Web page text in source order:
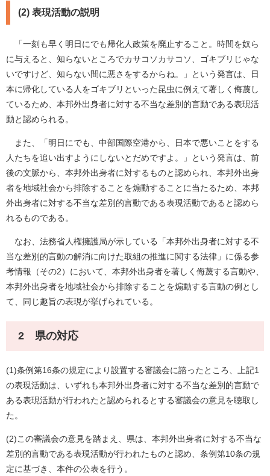
(2) 表現活動の説明
「一刻も早く明日にでも帰化人政策を廃止すること。時間を奴ら
に与えると、知らないところでカサコソカサコソ、ゴキブリじゃな
いですけど、知らない間に悪さをするからね。」という発言は、日
本に帰化している人をゴキブリといった昆虫に例えて著しく侮蔑し
ているため、本邦外出身者に対する不当な差別的言動である表現活
動と認められる。
また、「明日にでも、中部国際空港から、日本で悪いことをする
人たちを追い出すようにしないとだめですよ。」という発言は、前
後の文脈から、本邦外出身者に対するものと認められ、本邦外出身
者を地域社会から排除することを煽動することに当たるため、本邦
外出身者に対する不当な差別的言動である表現活動であると認めら
れるものである。
なお、法務省人権擁護局が示している「本邦外出身者に対する不
当な差別的言動の解消に向けた取組の推進に関する法律」に係る参
考情報（その2）において、本邦外出身者を著しく侮蔑する言動や、
本邦外出身者を地域社会から排除することを煽動する言動の例とし
て、同じ趣旨の表現が挙げられている。
2 県の対応
(1)条例第16条の規定により設置する審議会に諮ったところ、上記1
の表現活動は、いずれも本邦外出身者に対する不当な差別的言動で
ある表現活動が行われたと認められるとする審議会の意見を聴取し
た。
(2)この審議会の意見を踏まえ、県は、本邦外出身者に対する不当な
差別的言動である表現活動が行われたものと認め、条例第10条の規
定に基づき、本件の公表を行う。